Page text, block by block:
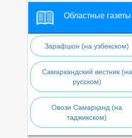
Областные газеты
Зарафшон (на узбекском)
Самаркандский вестник (на
русском)
Овози Самарқанд (на
таджикском)